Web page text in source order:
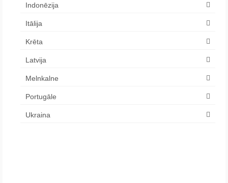
Indonēzija
Itālija
Krēta
Latvija
Melnkalne
Portugāle
Ukraina